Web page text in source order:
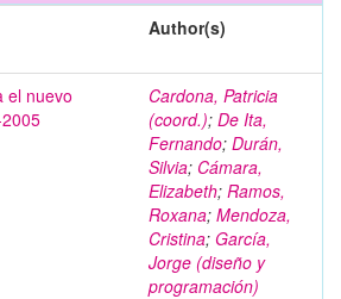
Author(s)
el nuevo
Cardona, Patricia
(coord.); De Ita,
Fernando; Durán,
Silvia; Cámara,
Elizabeth; Ramos,
Roxana; Mendoza,
Cristina; García,
Jorge (diseño y
programación)